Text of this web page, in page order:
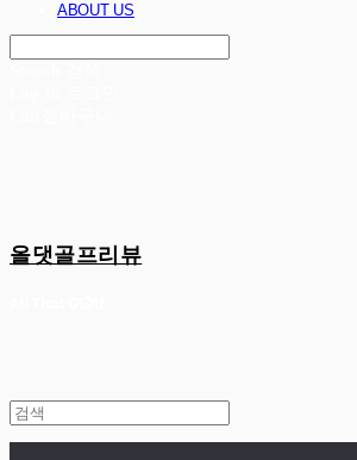
ABOUT US
올댓골프리뷰